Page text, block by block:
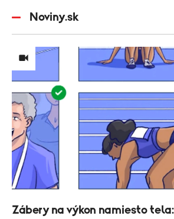
Noviny.sk
Zábery na výkon namiesto